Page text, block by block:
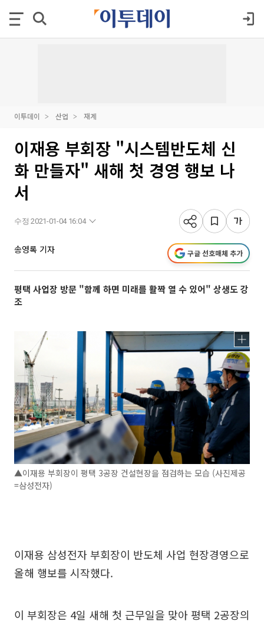
이투데이 산업 재계
이재용 부회장 "시스템반도체 신
화 만들자" 새해 첫 경영 행보 나
서
수정 2021-01-04 16:04
송영록 기자 구글 선호매체 추가
평택 사업장 방문 "함께 하면 미래를 활짝 열 수 있어" 상생도 강
조
▲이재용 부회장이 평택 3공장 건설현장을 점검하는 모습 (사진제공
=삼성전자)
이재용 삼성전자 부회장이 반도체 사업 현장경영으로
올해 행보를 시작했다.
이 부회장은 4일 새해 첫 근무일을 맞아 평택 2공장의